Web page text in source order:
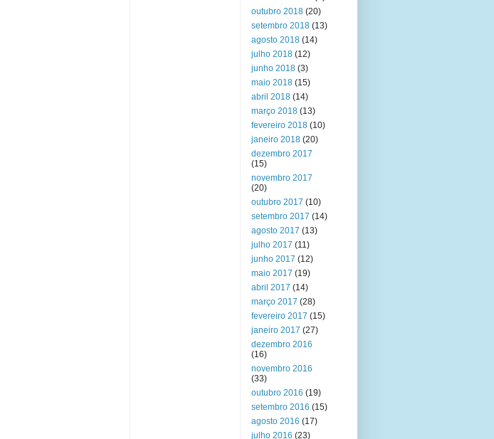
outubro 2018 (20)
setembro 2018 (13)
agosto 2018 (14)
julho 2018 (12)
junho 2018 (3)
maio 2018 (15)
abril 2018 (14)
março 2018 (13)
fevereiro 2018 (10)
janeiro 2018 (20)
dezembro 2017
(15)
novembro 2017
(20)
outubro 2017 (10)
setembro 2017 (14)
agosto 2017 (13)
julho 2017 (11)
junho 2017 (12)
maio 2017 (19)
abril 2017 (14)
março 2017 (28)
fevereiro 2017 (15)
janeiro 2017 (27)
dezembro 2016
(16)
novembro 2016
(33)
outubro 2016 (19)
setembro 2016 (15)
agosto 2016 (17)
julho 2016 (23)